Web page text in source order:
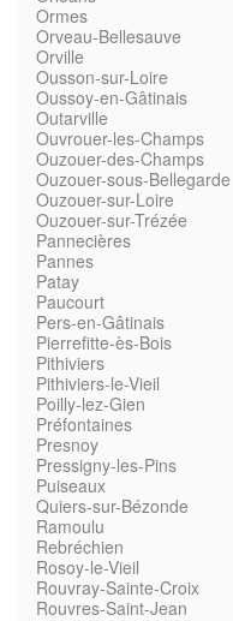
Ormes
Orveau-Bellesauve
Orville
Ousson-sur-Loire
Oussoy-en-Gâtinais
Outarville
Ouvrouer-les-Champs
Ouzouer-des-Champs
Ouzouer-sous-Bellegarde
Ouzouer-sur-Loire
Ouzouer-sur-Trézée
Pannecières
Pannes
Patay
Paucourt
Pers-en-Gâtinais
Pierrefitte-ès-Bois
Pithiviers
Pithiviers-le-Vieil
Poilly-lez-Gien
Préfontaines
Presnoy
Pressigny-les-Pins
Puiseaux
Quiers-sur-Bézonde
Ramoulu
Rebréchien
Rosoy-le-Vieil
Rouvray-Sainte-Croix
Rouvres-Saint-Jean